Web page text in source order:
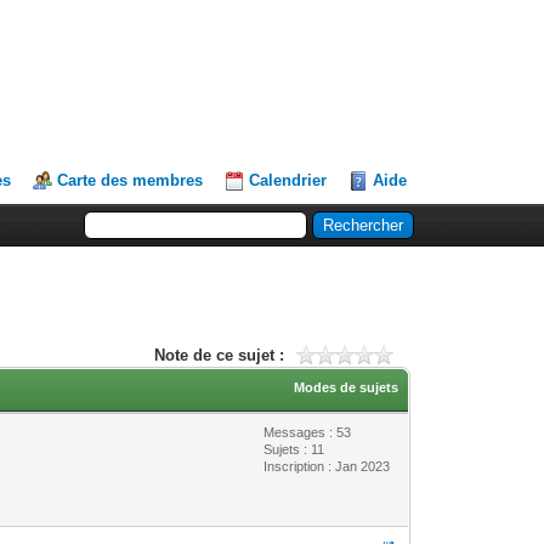
Carte des membres Calendrier Aide
Note de ce sujet :
Modes de sujets
Messages : 53
Sujets : 11
Inscription : Jan 2023